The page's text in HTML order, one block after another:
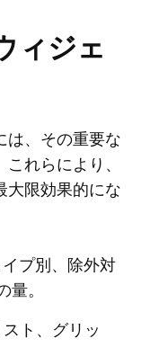
ィジェ
は、その重要な
れらにより、
大限効果的にな
プ別、除外対
。
ト、グリッ